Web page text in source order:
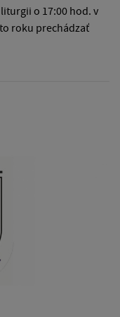
o 17:00 hod. v
roku prechádzať